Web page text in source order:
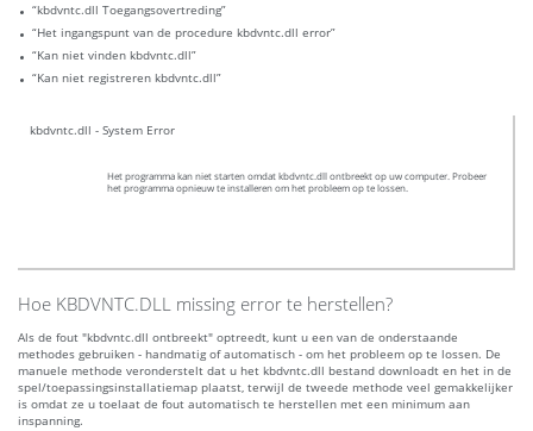
“kbdvntc.dll Toegangsovertreding”
“Het ingangspunt van de procedure kbdvntc.dll error”
“Kan niet vinden kbdvntc.dll”
“Kan niet registreren kbdvntc.dll”
kbdvntc.dll - System Error
Het programma kan niet starten omdat kbdvntc.dll ontbreekt op uw computer. Probeer
het programma opnieuw te installeren om het probleem op te lossen.
Hoe KBDVNTC.DLL missing error te herstellen?
Als de fout "kbdvntc.dll ontbreekt" optreedt, kunt u een van de onderstaande
methodes gebruiken - handmatig of automatisch - om het probleem op te lossen. De
manuele methode veronderstelt dat u het kbdvntc.dll bestand downloadt en het in de
spel/toepassingsinstallatiemap plaatst, terwijl de tweede methode veel gemakkelijker
is omdat ze u toelaat de fout automatisch te herstellen met een minimum aan
inspanning.